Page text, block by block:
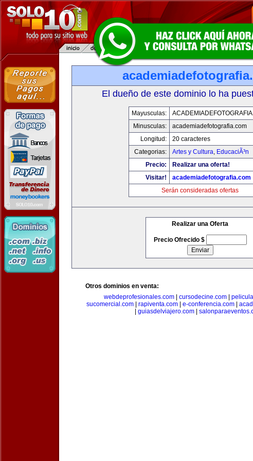
El dueño de este dominio lo ha
Mayusculas:
Minusculas:
academiadefotografia.com
Longitud:
20 caracteres
Categorias:
Artes y Cultura, EducaciÃ³n
Precio:
Realizar una oferta!
Visitar!
academiadefotografia.com
Serán consideradas ofertas
Realizar una Oferta
Precio Ofrecido $
Otros dominios en venta:
webdeprofesionales.com| cursodecine.com|
sucomercial.com
rapiventa.com e-conferencia.com
guiasdelviajero.com|